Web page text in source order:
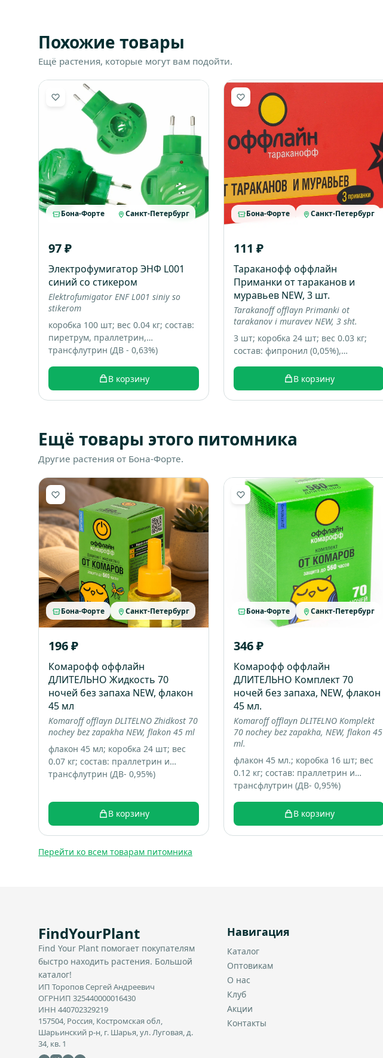
Похожие товары
Ещё растения, которые могут вам подойти.
Бона-Форте Санкт-Петербург
97 ₽
Электрофумигатор ЭНФ L001
синий со стикером
Elektrofumigator ENF L001 siniy so
stikerom
коробка 100 шт; вес 0.04 кг; состав:
пиретрум, праллетрин,
трансфлутрин (ДВ - 0,63%)
В корзину
Бона-Форте Санкт-Петербург
111 ₽
Тараканофф оффлайн
Приманки от тараканов и
муравьев NEW, 3 шт.
Tarakanoff offlayn Primanki ot
tarakanov i muravev NEW, 3 sht.
3 шт; коробка 24 шт; вес 0.03 кг;
состав: фипронил (0,05%),
аттрактанты
В корзину
Ещё товары этого питомника
Другие растения от Бона-Форте.
Бона-Форте Санкт-Петербург
196 ₽
Комарофф оффлайн
ДЛИТЕЛЬНО Жидкость 70
ночей без запаха NEW, флакон
45 мл
Komaroff offlayn DLITELNO Zhidkost 70
nochey bez zapakha NEW, flakon 45 ml
флакон 45 мл; коробка 24 шт; вес
0.07 кг; состав: праллетрин и
трансфлутрин (ДВ- 0,95%)
В корзину
Бона-Форте Санкт-Петербург
346 ₽
Комарофф оффлайн
ДЛИТЕЛЬНО Комплект 70
ночей без запаха, NEW, флакон
45 мл.
Komaroff offlayn DLITELNO Komplekt
70 nochey bez zapakha, NEW, flakon 45
ml.
флакон 45 мл.; коробка 16 шт; вес
0.12 кг; состав: праллетрин и
трансфлутрин (ДВ- 0,95%)
В корзину
Перейти ко всем товарам питомника
FindYourPlant
Find Your Plant помогает покупателям
быстро находить растения. Большой
каталог!
ИП Торопов Сергей Андреевич
ОГРНИП 325440000016430
ИНН 440702329219
157504, Россия, Костромская обл,
Шарьинский р-н, г. Шарья, ул. Луговая, д.
34, кв. 1
Навигация
Каталог
Оптовикам
О нас
Клуб
Акции
Контакты